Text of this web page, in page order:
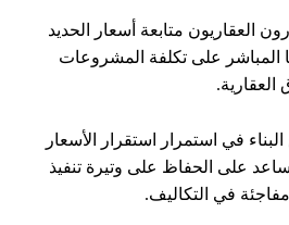
العقاريون متابعة أسعار الحديد
المباشر على تكلفة المشروعات
في استمرار استقرار الأسعار
على الحفاظ على وتيرة تنفيذ
في التكاليف.